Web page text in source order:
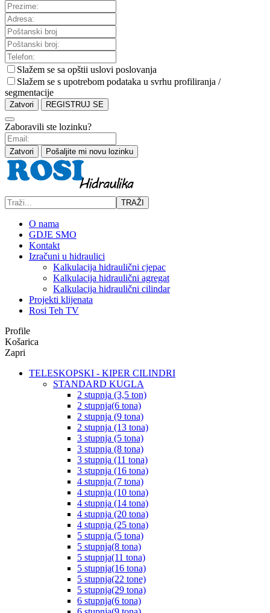
Slažem se sa opštii uslovi poslovanja
Slažem se s upotrebom podataka u svrhu profiliranja /
segmentacije
Zatvori REGISTRUJ SE
Zaboravili ste lozinku?
Zatvori Pošaljite mi novu lozinku
TRAŽI
O nama
GDJE SMO
Kontakt
Izračuni u hidraulici
Kalkulacija hidraulični cjepac
Kalkulacija hidraulični agregat
Kalkulacija hidraulični cilindar
Projekti klijenata
Rosi Teh TV
Profile
Košarica
Zapri
TELESKOPSKI - KIPER CILINDRI
STANDARD KUGLA
2 stupnja (3,5 ton)
2 stupnja(6 tona)
2 stupnja (9 tona)
2 stupnja (13 tona)
3 stupnja (5 tona)
3 stupnja (8 tona)
3 stupnja (11 tona)
3 stupnja (16 tona)
4 stupnja (7 tona)
4 stupnja (10 tona)
4 stupnja (14 tona)
4 stupnja (20 tona)
4 stupnja (25 tona)
5 stupnja (5 tona)
5 stupnja(8 tona)
5 stupnja(11 tona)
5 stupnja(16 tona)
5 stupnja(22 tone)
5 stupnja(29 tona)
6 stupnja(6 tona)